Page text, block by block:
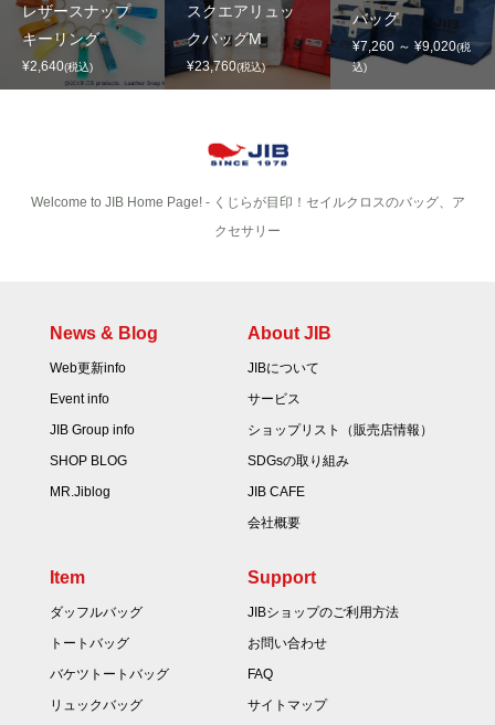
レザースナップ
キーリング
¥2,640(税込)
スクエアリュッ
クバッグM
¥23,760(税込)
バッグ
¥7,260 ～ ¥9,020(税
込)
Welcome to JIB Home Page! ‐ くじらが目印！セイルクロスのバッグ、ア
クセサリー
News & Blog
Web更新info
Event info
JIB Group info
SHOP BLOG
MR.Jiblog
About JIB
JIBについて
サービス
ショップリスト（販売店情報）
SDGsの取り組み
JIB CAFE
会社概要
Item
ダッフルバッグ
トートバッグ
バケツトートバッグ
リュックバッグ
Support
JIBショップのご利用方法
お問い合わせ
FAQ
サイトマップ